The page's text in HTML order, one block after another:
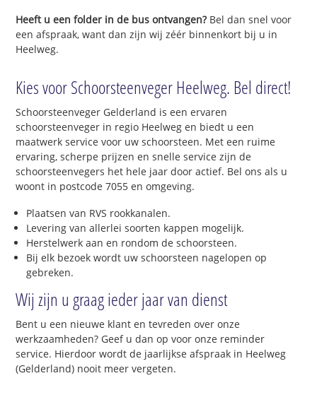
Heeft u een folder in de bus ontvangen?Bel dan snel voor
een afspraak, want dan zijn wij zéér binnenkort bij u in
Heelweg.
Kies voor Schoorsteenveger Heelweg. Bel direct!
Schoorsteenveger Gelderland is een ervaren
schoorsteenveger in regio Heelweg en biedt u een
maatwerk service voor uw schoorsteen. Met een ruime
ervaring, scherpe prijzen en snelle service zijn de
schoorsteenvegers het hele jaar door actief. Bel ons als u
woont in postcode 7055 en omgeving.
Plaatsen van RVS rookkanalen.
Levering van allerlei soorten kappen mogelijk.
Herstelwerk aan en rondom de schoorsteen.
Bij elk bezoek wordt uw schoorsteen nagelopen op
gebreken.
Wij zijn u graag ieder jaar van dienst
Bent u een nieuwe klant en tevreden over onze
werkzaamheden? Geef u dan op voor onze reminder
service. Hierdoor wordt de jaarlijkse afspraak in Heelweg
(Gelderland) nooit meer vergeten.